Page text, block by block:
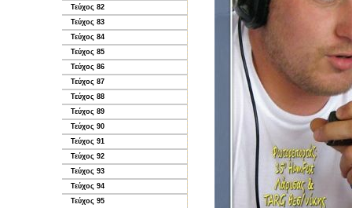
Τεύχος 82
Τεύχος 83
Τεύχος 84
Τεύχος 85
Τεύχος 86
Τεύχος 87
Τεύχος 88
Τεύχος 89
Τεύχος 90
Τεύχος 91
Τεύχος 92
Τεύχος 93
Τεύχος 94
Τεύχος 95